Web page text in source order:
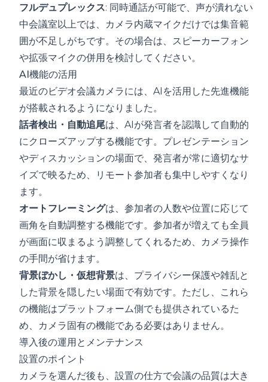
フルデュプレックス: 同時通話が可能で、声が潰れない
中会議室以上では、カメラ内蔵マイクだけでは集音範
囲が不足しがちです。その場合は、スピーカーフォン
や拡張マイクの併用を検討してください。
AI機能の活用
最近のビデオ会議カメラには、AIを活用した先進機能
が搭載されるようになりました。
話者検出・自動追尾は、AIが発言者を認識して自動的
にクローズアップする機能です。プレゼンテーション
やディスカッションの場面で、発言者が常に適切なサ
イズで映るため、リモート参加者も集中しやすくなり
ます。
オートフレーミングは、参加者の人数や位置に応じて
画角を自動調整する機能です。参加者が増えても全員
が画面に収まるよう調整してくれるため、カメラ操作
の手間が省けます。
背景ぼかし・仮想背景は、プライバシー保護や雑乱と
した背景を隠したい場面で有効です。ただし、これら
の機能はプラットフォーム側でも提供されているた
め、カメラ固有の機能である必要はありません。
導入後の運用とメンテナンス
設置のポイント
カメラを選んだ後も、設置の仕方で会議の品質は大き